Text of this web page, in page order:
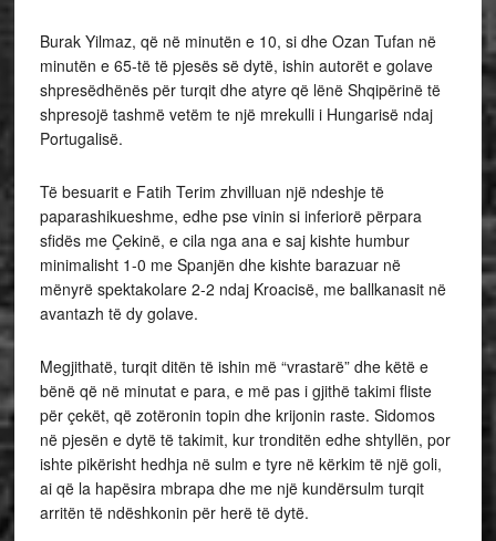
Burak Yilmaz, që në minutën e 10, si dhe Ozan Tufan në
minutën e 65-të të pjesës së dytë, ishin autorët e golave
shpresëdhënës për turqit dhe atyre që lënë Shqipërinë të
shpresojë tashmë vetëm te një mrekulli i Hungarisë ndaj
Portugalisë.
Të besuarit e Fatih Terim zhvilluan një ndeshje të
paparashikueshme, edhe pse vinin si inferiorë përpara
sfidës me Çekinë, e cila nga ana e saj kishte humbur
minimalisht 1-0 me Spanjën dhe kishte barazuar në
mënyrë spektakolare 2-2 ndaj Kroacisë, me ballkanasit në
avantazh të dy golave.
Megjithatë, turqit ditën të ishin më “vrastarë” dhe këtë e
bënë që në minutat e para, e më pas i gjithë takimi fliste
për çekët, që zotëronin topin dhe krijonin raste. Sidomos
në pjesën e dytë të takimit, kur tronditën edhe shtyllën, por
ishte pikërisht hedhja në sulm e tyre në kërkim të një goli,
ai që la hapësira mbrapa dhe me një kundërsulm turqit
arritën të ndëshkonin për herë të dytë.